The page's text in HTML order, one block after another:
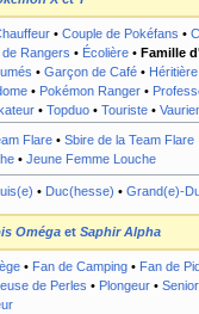
• Couple de Pokéfans •
de Rangers • Écolière• Famille
• Garçon de Café • Héritière
• Pokémon Ranger•
• Topduo• Touriste•
Flare• Sbire de la Team Flare
• Jeune Femme Louche
• Duc(hesse) • Grand(e)-
Oméga et Saphir Alpha
• Fan de Camping • Fan de
de Perles • Plongeur •